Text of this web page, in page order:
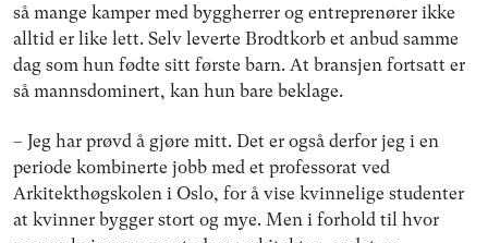
så mange kamper med byggherrer og entreprenører ikke
alltid er like lett. Selv leverte Brodtkorb et anbud samme
dag som hun fødte sitt første barn. At bransjen fortsatt er
så mannsdominert, kan hun bare beklage.
– Jeg har prøvd å gjøre mitt. Det er også derfor jeg i en
periode kombinerte jobb med et professorat ved
Arkitekthøgskolen i Oslo, for å vise kvinnelige studenter
at kvinner bygger stort og mye. Men i forhold til hvor